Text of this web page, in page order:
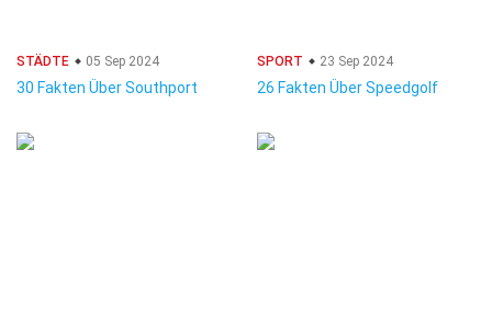
STÄDTE 05 Sep 2024
30 Fakten Über Southport
SPORT 23 Sep 2024
26 Fakten Über Speedgolf